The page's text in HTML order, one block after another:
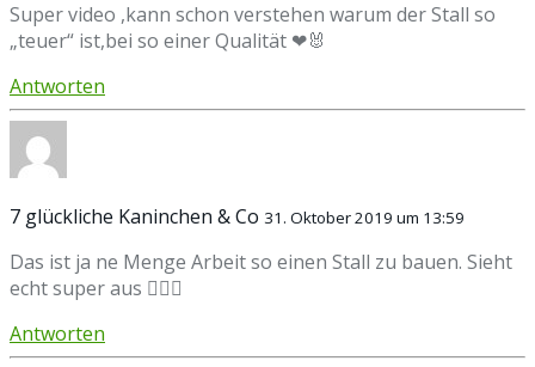
Super video ,kann schon verstehen warum der Stall so
„teuer“ ist,bei so einer Qualität ❤🐰
Antworten
7 glückliche Kaninchen & Co 31. Oktober 2019 um 13:59
Das ist ja ne Menge Arbeit so einen Stall zu bauen. Sieht
echt super aus 👍🏻🐰
Antworten